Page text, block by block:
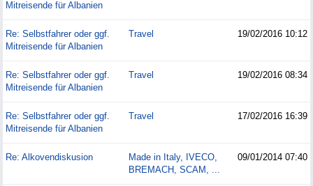
Mitreisende für Albanien
Re: Selbstfahrer oder ggf.
Mitreisende für Albanien
Travel 19/02/2016 10:12
Re: Selbstfahrer oder ggf.
Mitreisende für Albanien
Travel 19/02/2016 08:34
Re: Selbstfahrer oder ggf.
Mitreisende für Albanien
Travel 17/02/2016 16:39
Re: Alkovendiskusion
Made in Italy, IVECO,
BREMACH, SCAM, ...
09/01/2014 07:40